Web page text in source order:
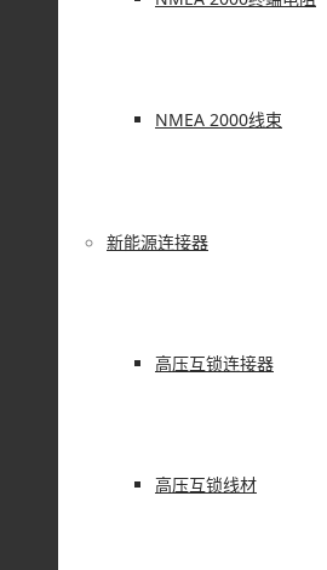
NMEA 2000线束
新能源连接器
高压互锁连接器
高压互锁线材